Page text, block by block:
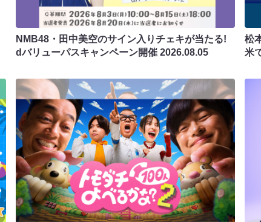
NMB48・田中美空のサイン入りチェキが当たる!
dバリューパスキャンペーン開催2026.08.05
松
米